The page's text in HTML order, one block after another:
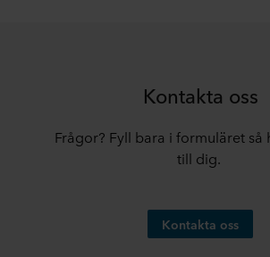
Kontakta oss
Frågor? Fyll bara i formuläret så
till dig.
Kontakta oss